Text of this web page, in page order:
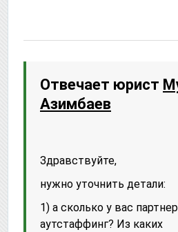
Отвечает юрист
Азимбаев
Здравствуйте,
нужно уточнить детали:
1) а сколько у вас
аутстаффинг? Из каких